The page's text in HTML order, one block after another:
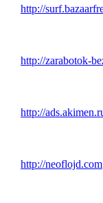
http://
http://zarabotok-
http://
http://neoflojd.com